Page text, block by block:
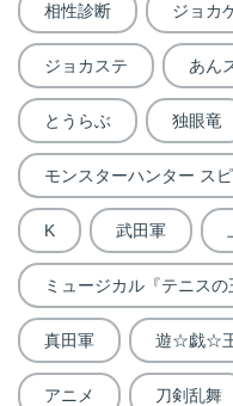
相性診断 ジョカ
ジョカステ あん
とうらぶ 独眼竜
モンスターハンター ス
K 武田軍
ミュージカル『テニスの
真田軍 遊☆戯☆
アニメ 刀剣乱舞